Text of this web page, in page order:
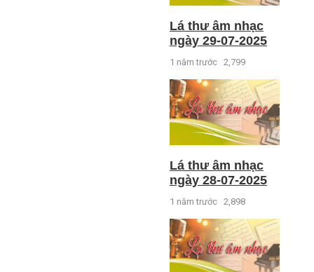
Lá thư âm nhạc
ngày 29-07-2025
1 năm trước 2,799
Lá thư âm nhạc
ngày 28-07-2025
1 năm trước 2,898